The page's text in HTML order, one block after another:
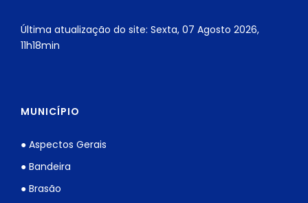
Última atualização do site: Sexta, 07 Agosto 2026,
11h18min
MUNICÍPIO
● Aspectos Gerais
● Bandeira
● Brasão